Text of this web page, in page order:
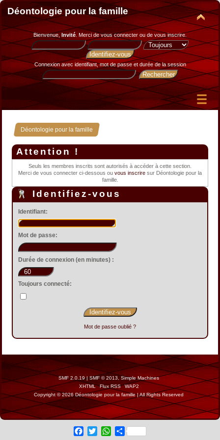
Déontologie pour la famille
Bienvenue, Invité. Merci devous connecter ou de vous inscrire.
Connexion avec identifiant, mot de passe et durée de la session
Déontologie pour la famille
Attention !
Seuls les membres inscrits sont autorisés à accéder à cette section.
Merci de vous connecter ci-dessous ou vous inscrire sur Déontologie pour la
famille.
Identifiez-vous
Identifiant:
Mot de passe:
Durée de connexion (en minutes) :
Toujours connecté:
Mot de passe oublié ?
SMF 2.0.19|SMF © 2013, Simple Machines
XHTML
Flux RSS
WAP2
Copyright © 2026 Déontologie pour la famille | All Rights Reserved
Facebook
Twitter WhatsApp
Share